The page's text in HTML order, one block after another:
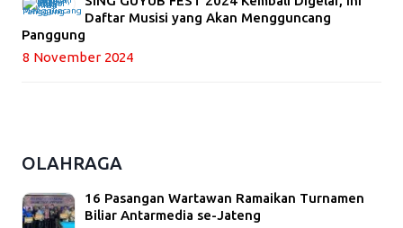
Daftar Musisi yang Akan Mengguncang
Panggung
8 November 2024
OLAHRAGA
16 Pasangan Wartawan Ramaikan Turnamen
Biliar Antarmedia se-Jateng